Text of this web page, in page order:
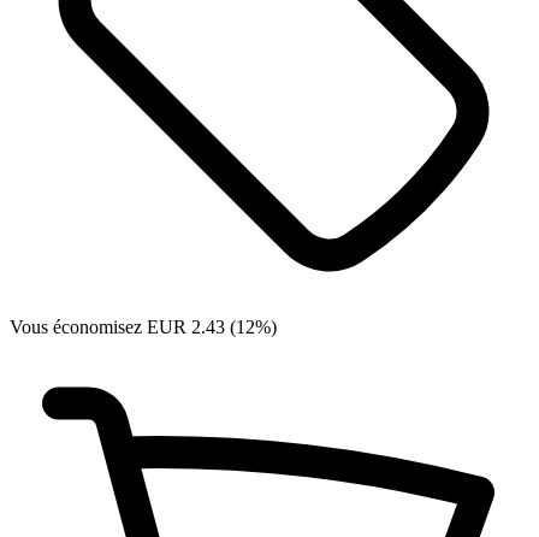
Vous économisez EUR 2.43 (12%)